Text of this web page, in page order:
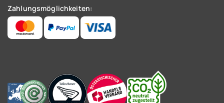
Zahlungsmöglichkeiten: